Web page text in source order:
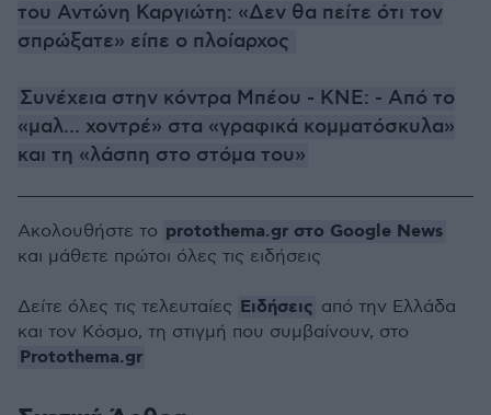
του Αντώνη Καργιώτη: «Δεν θα πείτε ότι τον
σπρώξατε» είπε ο πλοίαρχος
Συνέχεια στην κόντρα Μπέου - ΚNΕ: - Από το
«μαλ... χοντρέ» στα «γραφικά κομματόσκυλα»
και τη «λάσπη στο στόμα του»
Ακολουθήστε το protothema.gr στο Google News
και μάθετε πρώτοι όλες τις ειδήσεις
Δείτε όλες τις τελευταίες Ειδήσεις από την Ελλάδα
και τον Κόσμο, τη στιγμή που συμβαίνουν, στο
Protothema.gr